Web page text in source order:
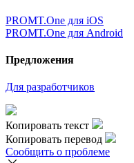
PROMT.One для iOS
PROMT.One для Android
Предложения
Для разработчиков
Копировать текст
Копировать перевод
Сообщить о проблеме